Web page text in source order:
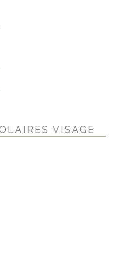
VISAGE